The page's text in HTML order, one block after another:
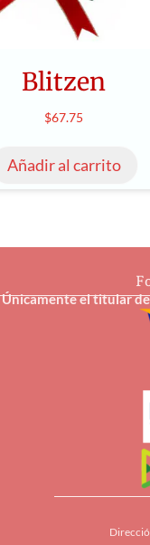
Blitzen
$67.75
Añadir al carrito
Únicamente el titular